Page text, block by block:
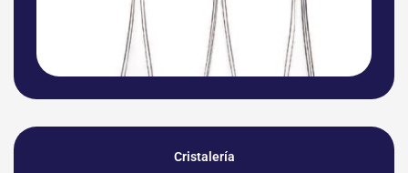
Cristalería